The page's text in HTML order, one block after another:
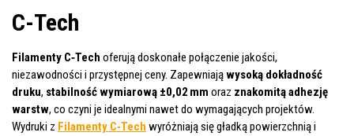
C-Tech
Filamenty C‑Tech oferują doskonałe połączenie jakości,
niezawodności i przystępnej ceny. Zapewniająwysoką dokładność
druku, stabilność wymiarową ±0,02 mm oraz znakomitą adhezję
warstw, co czyni je idealnymi nawet do wymagających projektów.
Wydruki z Filamenty C‑Tech wyróżniają się gładką powierzchnią i